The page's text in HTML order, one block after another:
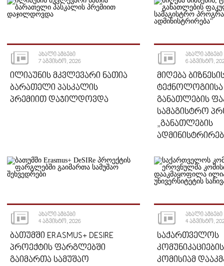
ᲐᲮᲐᲚᲘ ᲐᲛᲑᲔᲑᲘ
7 ᲐᲒᲕᲘᲡᲢᲝ, 2026
ᲘᲚᲘᲐᲣᲜᲘᲡ ᲛᲙᲕᲚᲔᲕᲐᲠᲘ ᲜᲐᲗᲘᲐ
ᲑᲐᲠᲐᲗᲔᲚᲘ ᲞᲐᲡᲙᲐᲚᲘᲡ
ᲞᲠᲔᲛᲘᲘᲗ ᲓᲐᲯᲘᲚᲓᲝᲕᲓᲐ
ᲐᲮᲐᲚᲘ ᲐᲛᲑᲔᲑᲘ
6 ᲐᲒᲕᲘᲡᲢᲝ,
ᲛᲘᲦᲔᲑᲐ
ᲒᲐᲜᲐᲗᲚᲔᲑᲘᲡ
ᲡᲐᲛᲐᲒᲘᲡᲢᲠᲝ
„ᲒᲐᲜᲐᲗᲚᲔᲑᲘᲡ
ᲐᲮᲐᲚᲘ ᲐᲛᲑᲔᲑᲘ
4 ᲐᲒᲕᲘᲡᲢᲝ, 2026
ᲑᲐᲗᲣᲛᲨᲘ ERASMUS+ DESIRE
ᲞᲠᲝᲔᲥᲢᲘᲡ ᲤᲐᲠᲒᲚᲔᲑᲨᲘ
ᲒᲐᲘᲛᲐᲠᲗᲐ ᲡᲐᲛᲣᲨᲐᲝ
ᲐᲮᲐᲚᲘ ᲐᲛᲑᲔᲑᲘ
4 ᲐᲒᲕᲘᲡᲢᲝ,
ᲡᲐᲥᲐᲠᲗᲕᲔᲚᲝᲡ
ᲙᲝᲛᲘᲡᲘᲐᲛ